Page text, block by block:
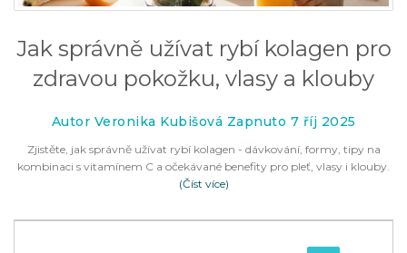
Jak správně užívat rybí kolagen pro
zdravou pokožku, vlasy a klouby
Autor Veronika Kubišová Zapnuto 7 říj 2025
Zjistěte, jak správně užívat rybí kolagen - dávkování, formy, tipy na
kombinaci s vitamínem C a očekávané benefity pro pleť, vlasy i klouby.
(Číst více)